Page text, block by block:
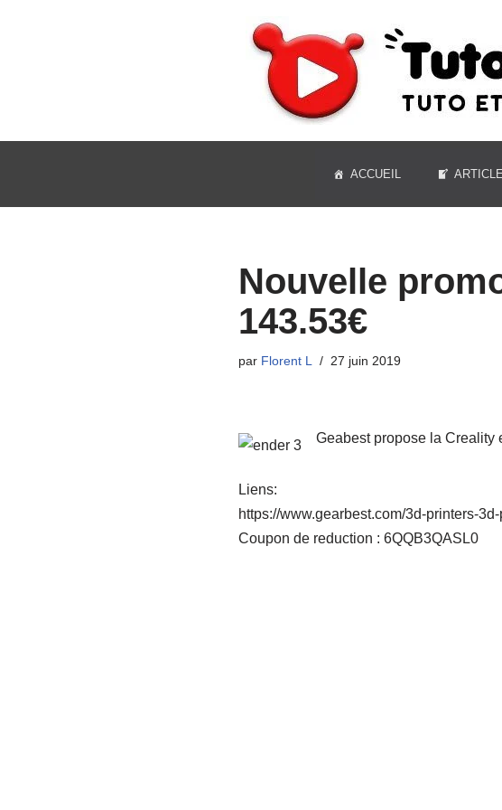
ACCUEIL
Nouvelle
143.53€
par Florent L 27 juin 2019
Geabest propose la Creality
Liens:
https://www.gearbest.com/3d-printers-
Coupon de reduction : 6QQB3QASL0